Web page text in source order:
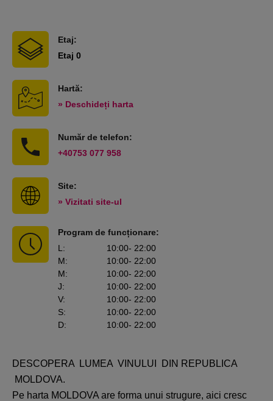
Etaj:
Etaj 0
Hartă:
» Deschideți harta
Număr de telefon:
+40753 077 958
Site:
» Vizitati site-ul
Program de funcționare:
L : 10:00- 22:00
M: 10:00- 22:00
M: 10:00- 22:00
J: 10:00- 22:00
V: 10:00- 22:00
S: 10:00- 22:00
D: 10:00- 22:00
DESCOPERA LUMEA VINULUI DIN REPUBLICA
MOLDOVA.
Pe harta MOLDOVA are forma unui strugure, aici cresc